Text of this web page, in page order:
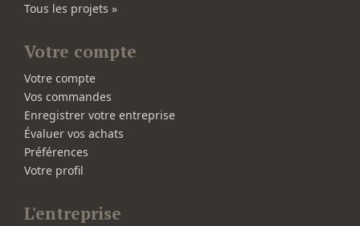
Tous les projets »
Votre compte
Votre compte
Vos commandes
Enregistrer votre entreprise
Évaluer vos achats
Préférences
Votre profil
L'entreprise